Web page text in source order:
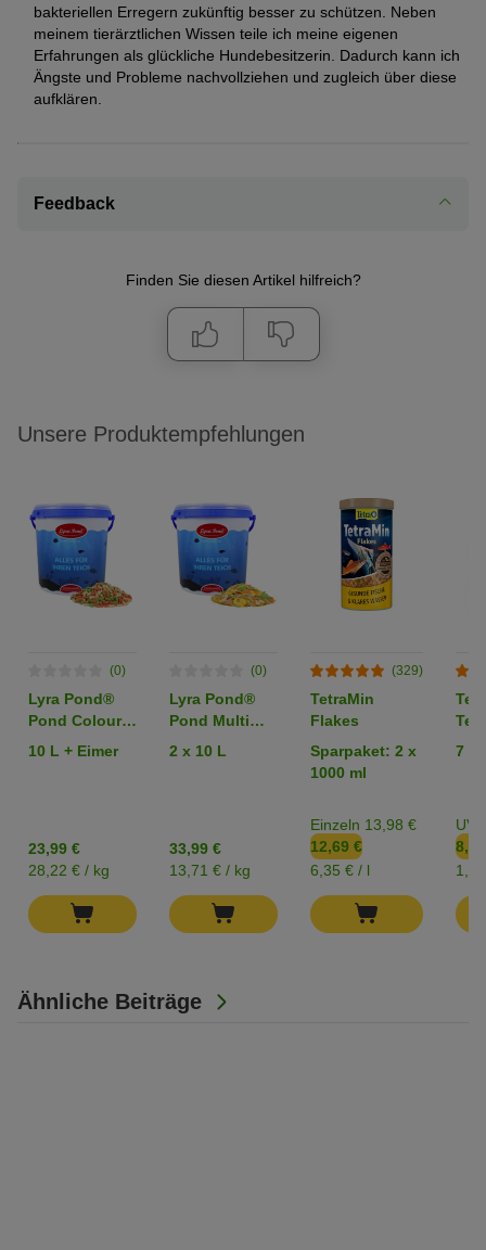
bakteriellen Erregern zukünftig besser zu schützen. Neben
meinem tierärztlichen Wissen teile ich meine eigenen
Erfahrungen als glückliche Hundebesitzerin. Dadurch kann ich
Ängste und Probleme nachvollziehen und zugleich über diese
aufklären.
Feedback
Finden Sie diesen Artikel hilfreich?
Ähnliche Beiträge
Unsere Produktempfehlungen
(0)
Lyra Pond®
Pond Colour
Sticks Koi Mix
10 L + Eimer
23,99 €
28,22 € / kg
(0)
Lyra Pond®
Pond Multi
Flakes
2 x 10 L
33,99 €
13,71 € / kg
(329)
TetraMin
Flakes
Sparpaket: 2 x
1000 ml
Einzeln 13,98 €
12,69 €
6,35 € / l
7 l